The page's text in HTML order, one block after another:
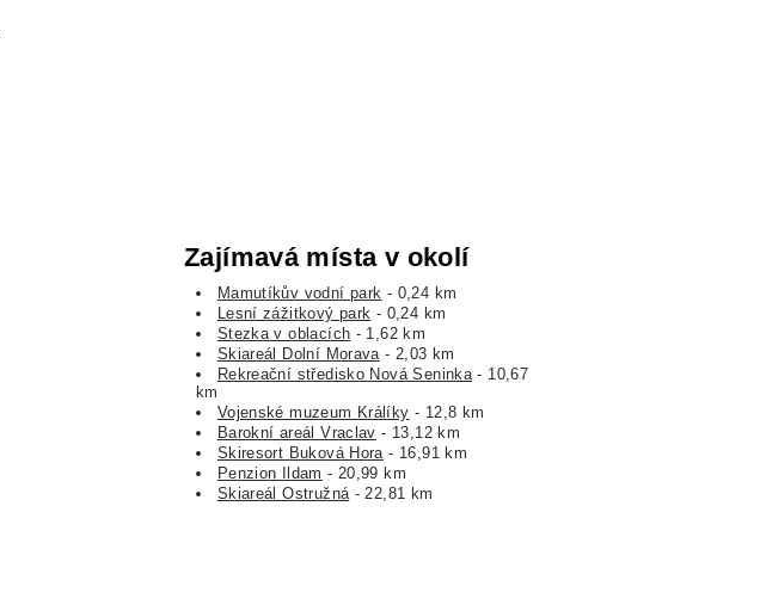
Zajímavá místa v okolí
Mamutíkův vodní park - 0,24 km
Lesní zážitkový park - 0,24 km
Stezka v oblacích - 1,62 km
Skiareál Dolní Morava- 2,03 km
Rekreační středisko Nová Seninka- 10,67
km
Vojenské muzeum Králíky - 12,8 km
Barokní areál Vraclav - 13,12 km
Skiresort Buková Hora- 16,91 km
Penzion Ildam - 20,99 km
Skiareál Ostružná- 22,81 km